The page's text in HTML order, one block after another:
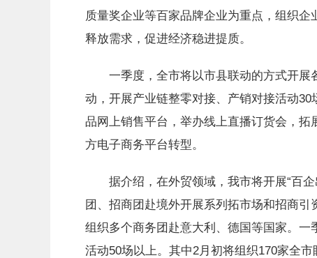
质量奖企业等百家品牌企业为重点，组织
释放需求，促进经济稳进提质。
一季度，全市将以市县联动的方式开展
动，开展产业链整零对接、产销对接活动
品网上销售平台，举办线上直播订货会，
方电子商务平台转型。
据介绍，在外贸领域，我市将开展“百企
团、招商团赴境外开展系列拓市场和招商
组织多个商务团赴意大利、德国等国家。
活动50场以上。其中2月初将组织170家全